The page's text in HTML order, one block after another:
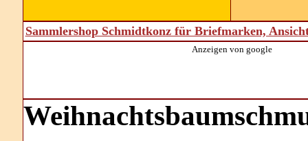
Sammlershop Schmidtkonz für Briefmarken,
Anzeigen von google